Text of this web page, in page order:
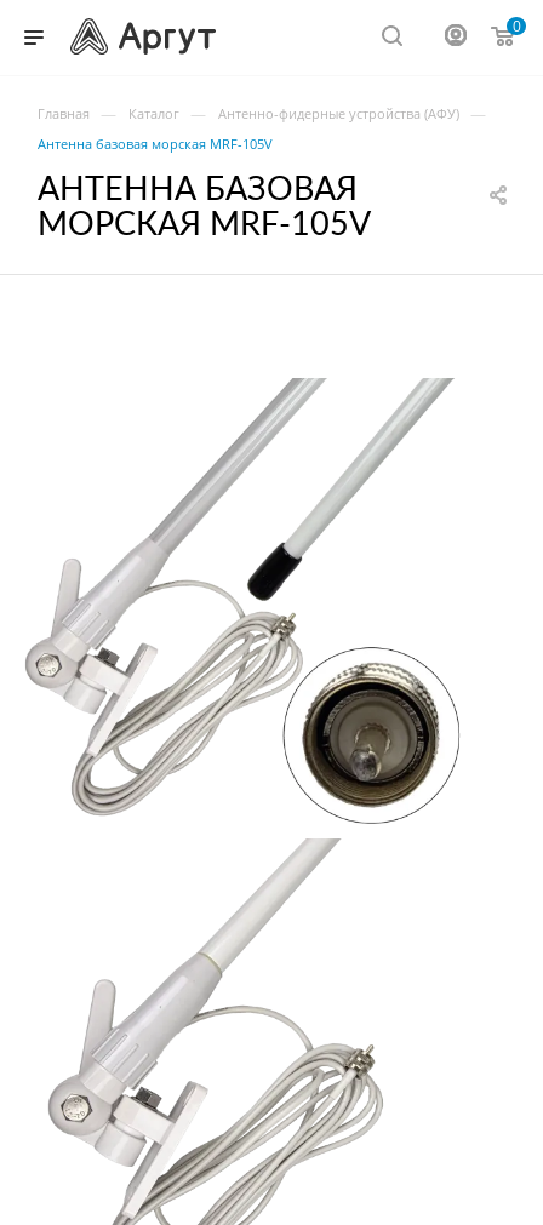
0
Главная — Каталог — Антенно-фидерные устройства (АФУ) —
Антенна базовая морская MRF-105V
АНТЕННА БАЗОВАЯ
МОРСКАЯ MRF-105V